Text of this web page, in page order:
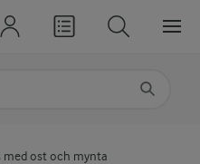
med ost och mynta